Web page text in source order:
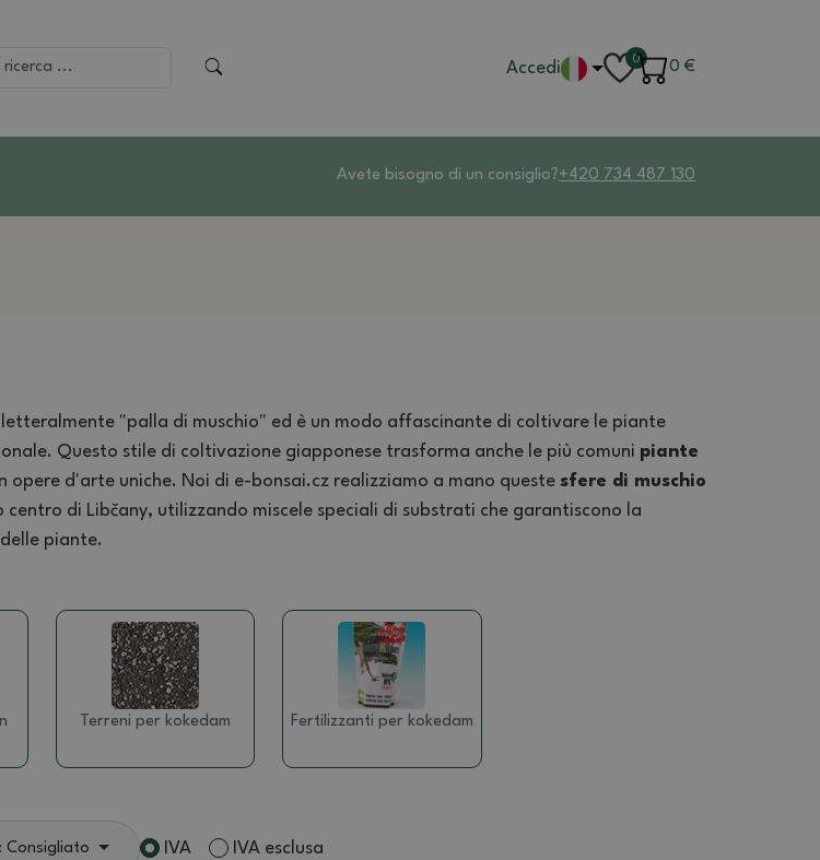
Accedi 0
0 €
Avete bisogno di un consiglio?+420 734 487 130
"palla di muschio" ed è un modo affascinante di coltivare le piante
Questo stile di coltivazione giapponese trasforma anche le più comuni piante
opere d'arte uniche. Noi di e-bonsai.cz realizziamo a mano queste sfere di muschio
di Libčany, utilizzando miscele speciali di substrati che garantiscono la
piante.
Terreni per kokedam Fertilizzanti per kokedam
Consigliato IVA IVA esclusa